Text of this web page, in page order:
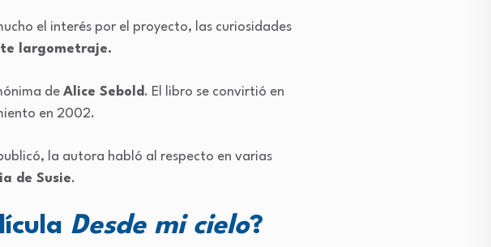
el interés por el proyecto, las curiosidades
largometraje.
de Alice Sebold . El libro se convirtió en
en 2002.
la autora habló al respecto en varias
de Susie.
Desde mi cielo?